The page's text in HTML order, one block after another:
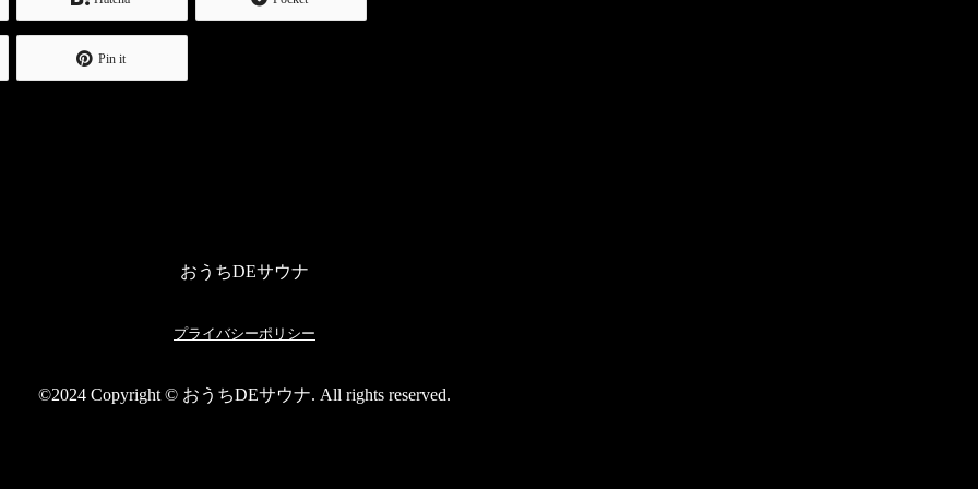
Pin it
おうちDEサウナ
プライバシーポリシー
©2024 Copyright © おうちDEサウナ. All rights reserved.